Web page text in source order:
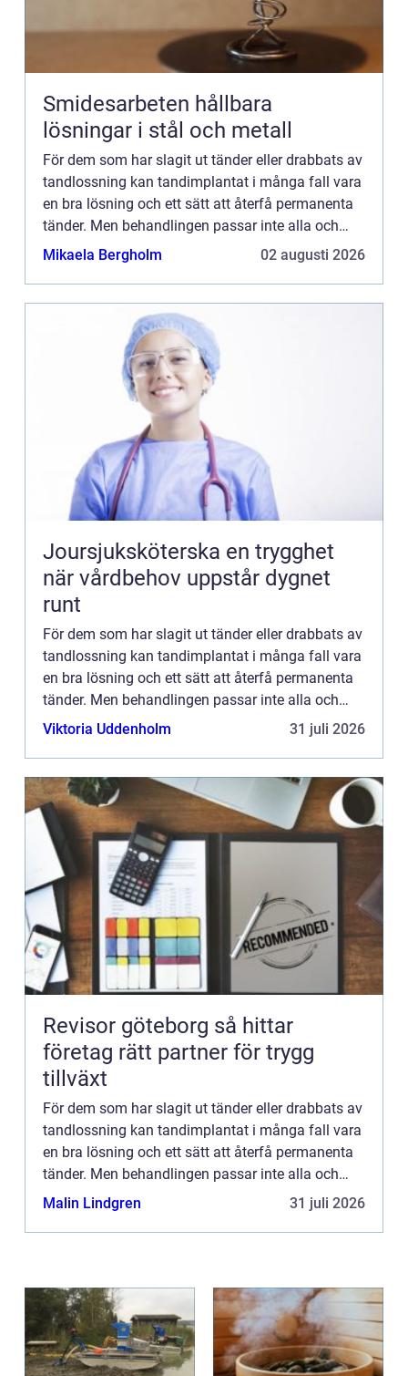
Smidesarbeten hållbara
lösningar i stål och metall
För dem som har slagit ut tänder eller drabbats av
tandlossning kan tandimplantat i många fall vara
en bra lösning och ett sätt att återfå permanenta
tänder. Men behandlingen passar inte alla och
därför måste först en tandläkare göra en grundlig
Mikaela Bergholm 02 augusti 2026
Joursjuksköterska en trygghet
när vårdbehov uppstår dygnet
runt
För dem som har slagit ut tänder eller drabbats av
tandlossning kan tandimplantat i många fall vara
en bra lösning och ett sätt att återfå permanenta
tänder. Men behandlingen passar inte alla och
därför måste först en tandläkare göra en grundlig
Viktoria Uddenholm 31 juli 2026
Revisor göteborg så hittar
företag rätt partner för trygg
tillväxt
För dem som har slagit ut tänder eller drabbats av
tandlossning kan tandimplantat i många fall vara
en bra lösning och ett sätt att återfå permanenta
tänder. Men behandlingen passar inte alla och
därför måste först en tandläkare göra en grundlig
Malin Lindgren 31 juli 2026